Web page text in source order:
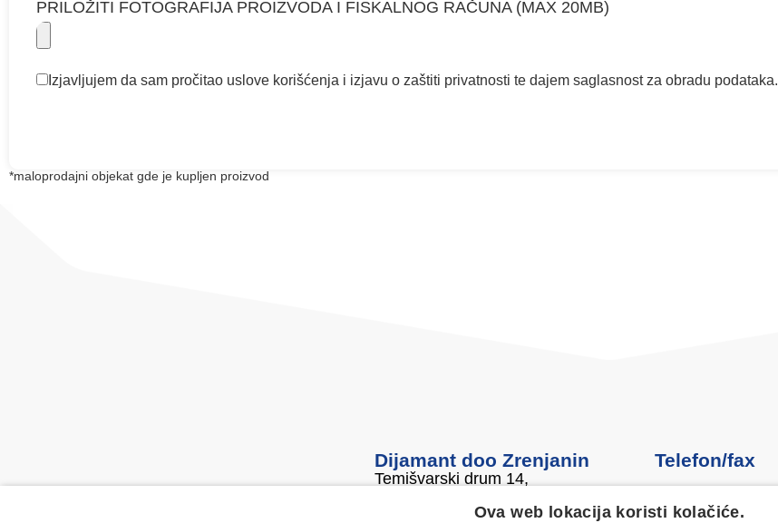
PRILOŽITI FOTOGRAFIJA PROIZVODA I FISKALNOG RAČUNA (MAX 20MB)
Izjavljujem da sam pročitao uslove korišćenja i izjavu o zaštiti privatnosti te dajem saglasnost za obradu podataka.
*maloprodajni objekat gde je kupljen proizvod
Dijamant doo Zrenjanin
Temišvarski drum 14,
Telefon/fax
Ova web lokacija koristi kolačiće.